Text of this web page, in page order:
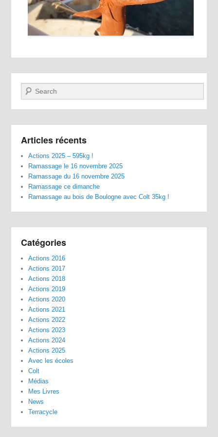
Recherche
Articles récents
Actions 2025 – 595kg !
Ramassage le 16 novembre 2025
Ramassage du 16 novembre 2025
Ramassage ce dimanche
Ramassage au bois de Boulogne avec Colt 35kg !
Catégories
Actions 2016
Actions 2017
Actions 2018
Actions 2019
Actions 2020
Actions 2021
Actions 2022
Actions 2023
Actions 2024
Actions 2025
Avec les écoles
Colt
Médias
Mes Livres
News
Terracycle